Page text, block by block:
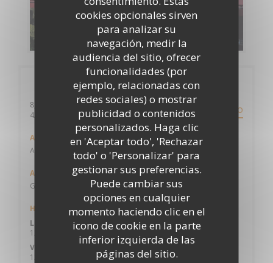
cookies opcionales sirven
para analizar su
navegación, medir la
audiencia del sitio, ofrecer
funcionalidades (por
ejemplo, relacionadas con
redes sociales) o mostrar
publicidad o contenidos
personalizados. Haga clic
en 'Aceptar todo', 'Rechazar
todo' o 'Personalizar' para
gestionar sus preferencias.
Puede cambiar sus
opciones en cualquier
momento haciendo clic en el
icono de cookie en la parte
inferior izquierda de las
páginas del sitio.
DESCUBRIR NUESTRA CARTA
Información general
8, rue Dorine Bourneton - Stade de foot l'Envol
42160 Andrézieux-Bouthéon((abre en una nueva ventana))ITINERARIO
Autobús
A proximité
Aparcamiento
Gratuit
Horario de apertura
Lun
12:00 - 13:30
19:00 - 21:00
Vie
12:00 - 13:30
19:00 - 22:00